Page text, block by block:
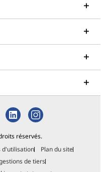
réservés.
d'utilisation
Plan du site
de tiers